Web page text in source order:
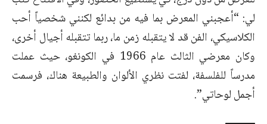
لي: “أعجبني المعرض بما فيه من بدائع لكنني شخصياً أحب
الكلاسيكي، الفن قد لا يتقبله زمن ما، ربما تتقبله أجيال أخرى،
وكان معرضي الثالث عام 1966 في الكونغو، حيث عملت
مدرساً للفلسفة، لفتت نظري الألوان والطبيعة هناك، فرسمت
أجمل لوحاتي”.